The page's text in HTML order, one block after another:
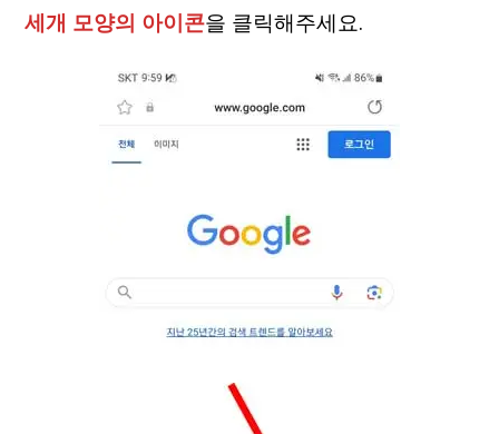
세개 모양의 아이콘을 클릭해주세요.